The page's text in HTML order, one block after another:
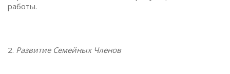
работы.
2. Развитие Семейных Членов